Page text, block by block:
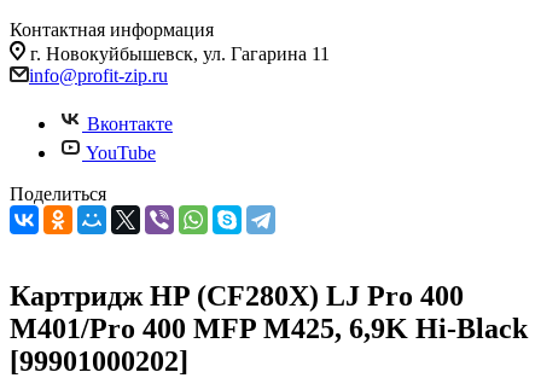
Контактная информация
г. Новокуйбышевск, ул. Гагарина 11
info@profit-zip.ru
Вконтакте
YouTube
Поделиться
Картридж HP (CF280X) LJ Pro 400
M401/Pro 400 MFP M425, 6,9K Hi-Black
[99901000202]